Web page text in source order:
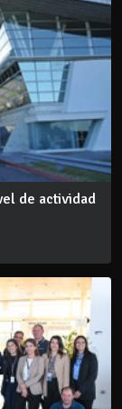
de actividad